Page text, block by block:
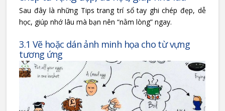
Sau đây là những Tips trang trí sổ tay ghi chép đẹp, dễ
học, giúp nhớ lâu mà bạn nên “nằm lòng” ngay.
3.1 Vẽ hoặc dán ảnh minh họa cho từ vựng
tương ứng